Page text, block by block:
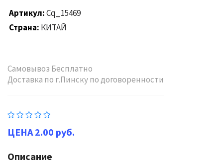
Артикул Cq_15469
Страна КИТАЙ
Самовывоз Бесплатно
Доставка по г.Пинску по договоренности
2.00 руб.
Описание